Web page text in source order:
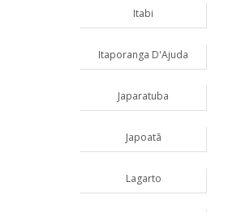
Itabi
Itaporanga D'Ajuda
Japaratuba
Japoatã
Lagarto